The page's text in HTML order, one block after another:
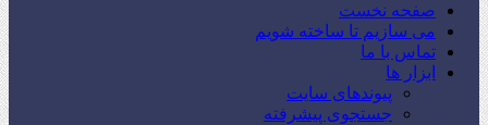
صفحه نخست
می سازیم تا ساخته شویم
تماس با ما
ابزار ها
پیوندهای سایت
جستجوی پیشرفته